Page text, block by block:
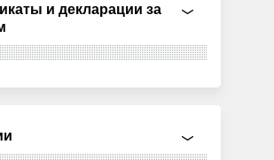
и декларации за